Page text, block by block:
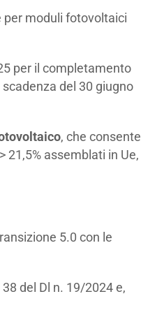
per moduli fotovoltaici
per il completamento
del 30 giugno
, che consente
21,5% assemblati in Ue,
5.0 con le
del Dl n. 19/2024 e,